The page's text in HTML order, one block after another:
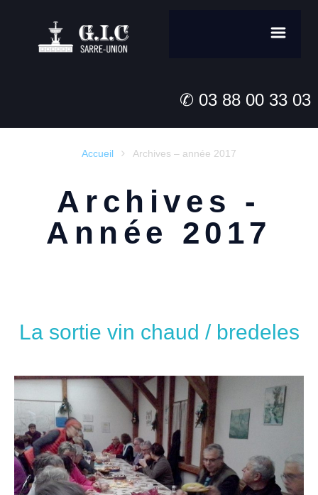
✆ 03 88 00 33 03
Accueil  Archives – année 2017
Archives -
Année 2017
La sortie vin chaud / bredeles